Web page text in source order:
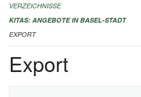
IMPRESSUM
VERZEICHNISSE
KITAS: ANGEBOTE IN BASEL-STADT
EXPORT
Export